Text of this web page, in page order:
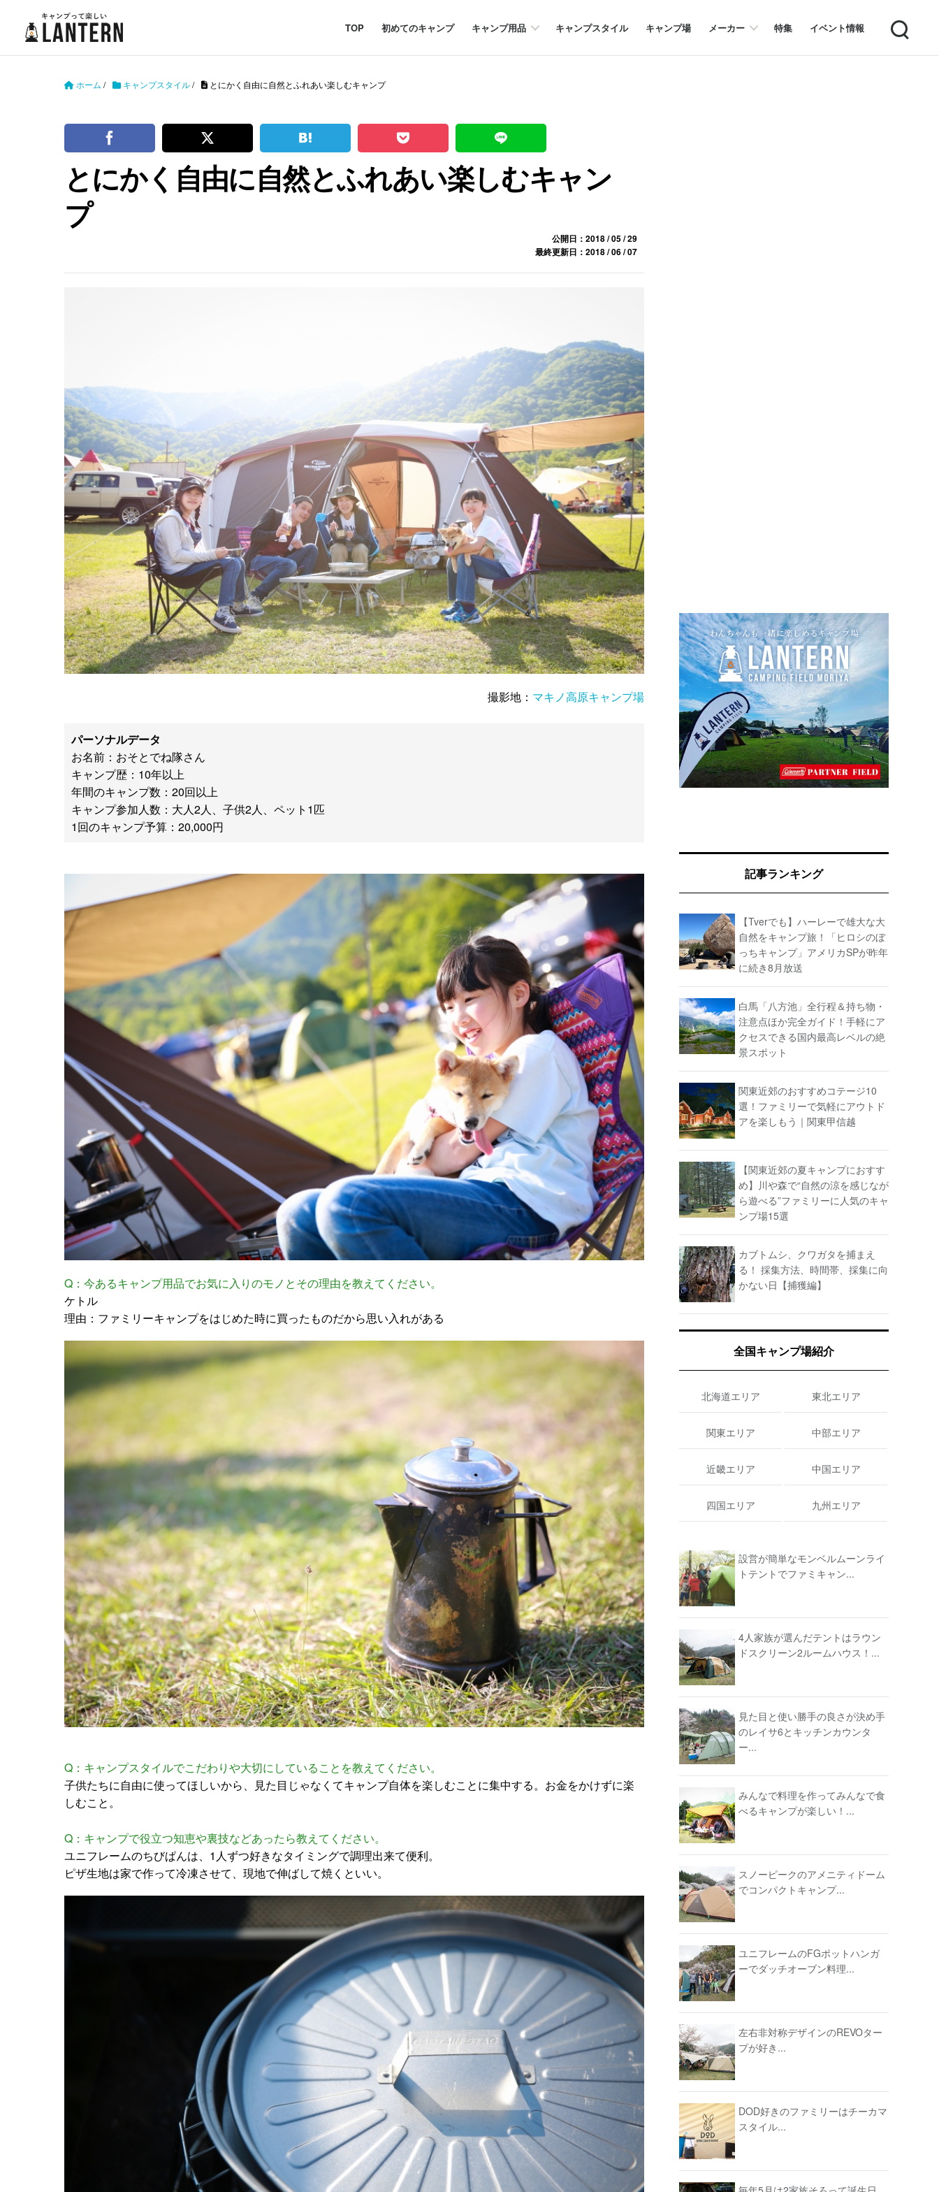
TOP 初めてのキャンプ キャンプ用品 キャンプスタイル キャンプ場 メーカー 特集 イベント情報 Search
ホーム / キャンプスタイル/ とにかく自由に自然とふれあい楽しむキャンプ
とにかく自由に自然とふれあい楽しむキャン
プ
公開日：2018 / 05 / 29
最終更新日：2018 / 06 / 07
撮影地： マキノ高原キャンプ場
パーソナルデータ
お名前：おそとでね隊さん
キャンプ歴：10年以上
年間のキャンプ数：20回以上
キャンプ参加人数：大人2人、子供2人、ペット1匹
1回のキャンプ予算：20,000円
Q：今あるキャンプ用品でお気に入りのモノとその理由を教えてください。
ケトル
理由：ファミリーキャンプをはじめた時に買ったものだから思い入れがある
Q：キャンプスタイルでこだわりや大切にしていることを教えてください。
子供たちに自由に使ってほしいから、見た目じゃなくてキャンプ自体を楽しむことに集中する。お金をかけずに楽
しむこと。
Q：キャンプで役立つ知恵や裏技などあったら教えてください。
ユニフレームのちびぱんは、1人ずつ好きなタイミングで調理出来て便利。
ピザ生地は家で作って冷凍させて、現地で伸ばして焼くといい。
記事ランキング
【Tverでも】ハーレーで雄大な大
自然をキャンプ旅！「ヒロシのぼ
っちキャンプ」アメリカSPが昨年
に続き8月放送
白馬「八方池」全行程＆持ち物・
注意点ほか完全ガイド！手軽にア
クセスできる国内最高レベルの絶
景スポット
関東近郊のおすすめコテージ10
選！ファミリーで気軽にアウトド
アを楽しもう｜関東甲信越
【関東近郊の夏キャンプにおすす
め】川や森で“自然の涼を感じなが
ら遊べる”ファミリーに人気のキャ
ンプ場15選
カブトムシ、クワガタを捕まえ
る！ 採集方法、時間帯、採集に向
かない日【捕獲編】
全国キャンプ場紹介
北海道エリア 東北エリア
関東エリア 中部エリア
近畿エリア 中国エリア
四国エリア 九州エリア
設営が簡単なモンベルムーンライ
トテントでファミキャン...
4人家族が選んだテントはラウン
ドスクリーン2ルームハウス！...
見た目と使い勝手の良さが決め手
のレイサ6とキッチンカウンタ
ー...
みんなで料理を作ってみんなで食
べるキャンプが楽しい！...
スノーピークのアメニティドーム
でコンパクトキャンプ...
ユニフレームのFGポットハンガ
ーでダッチオーブン料理...
左右非対称デザインのREVOター
プが好き...
DOD好きのファミリーはチーカマ
スタイル...